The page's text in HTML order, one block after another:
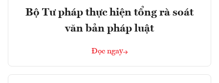
Bộ Tư pháp thực hiện tổng rà soát
văn bản pháp luật
Đọc ngay